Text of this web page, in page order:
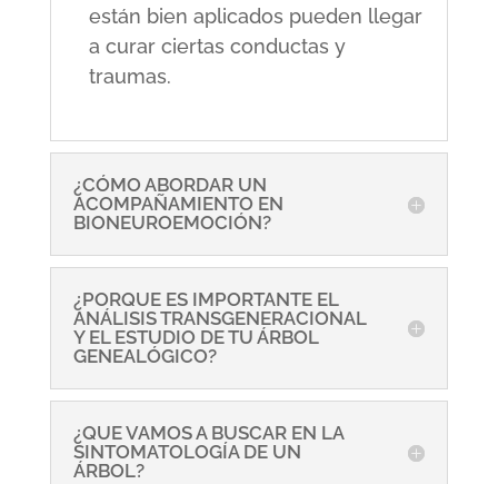
están bien aplicados pueden llegar
a curar ciertas conductas y
traumas.
¿CÓMO ABORDAR UN
ACOMPAÑAMIENTO EN
BIONEUROEMOCIÓN?
¿PORQUE ES IMPORTANTE EL
ANÁLISIS TRANSGENERACIONAL
Y EL ESTUDIO DE TU ÁRBOL
GENEALÓGICO?
¿QUE VAMOS A BUSCAR EN LA
SINTOMATOLOGÍA DE UN
ÁRBOL?